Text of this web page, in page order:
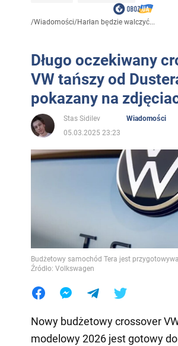
/Wiadomości/Harłan będzie walczyć...
Długo oczekiwany
VW tańszy od
pokazany na
Stas Sidilev
Wiadomości
05.03.2025 23:23
Budżetowy samochód Tera jest
Źródło: Volkswagen
Nowy budżetowy crossover
modelowy 2026 jest gotowy